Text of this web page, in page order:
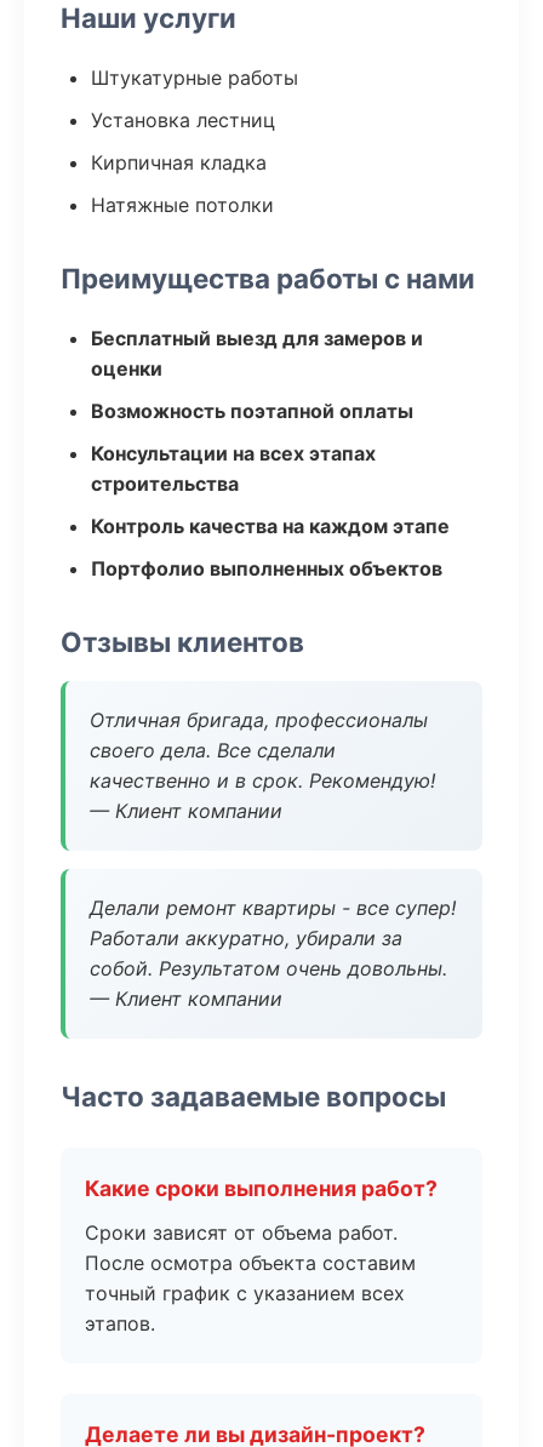
Наши услуги
Штукатурные работы
Установка лестниц
Кирпичная кладка
Натяжные потолки
Преимущества работы с нами
Бесплатный выезд для замеров и
оценки
Возможность поэтапной оплаты
Консультации на всех этапах
строительства
Контроль качества на каждом этапе
Портфолио выполненных объектов
Отзывы клиентов
Отличная бригада, профессионалы
своего дела. Все сделали
качественно и в срок. Рекомендую!
— Клиент компании
Делали ремонт квартиры - все супер!
Работали аккуратно, убирали за
собой. Результатом очень довольны.
— Клиент компании
Часто задаваемые вопросы
Какие сроки выполнения работ?
Сроки зависят от объема работ.
После осмотра объекта составим
точный график с указанием всех
этапов.
Делаете ли вы дизайн-проект?